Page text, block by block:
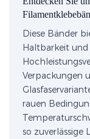
Diese Bänder
Haltbarkeit und
Verpackungen
rauen
so zuverlässige